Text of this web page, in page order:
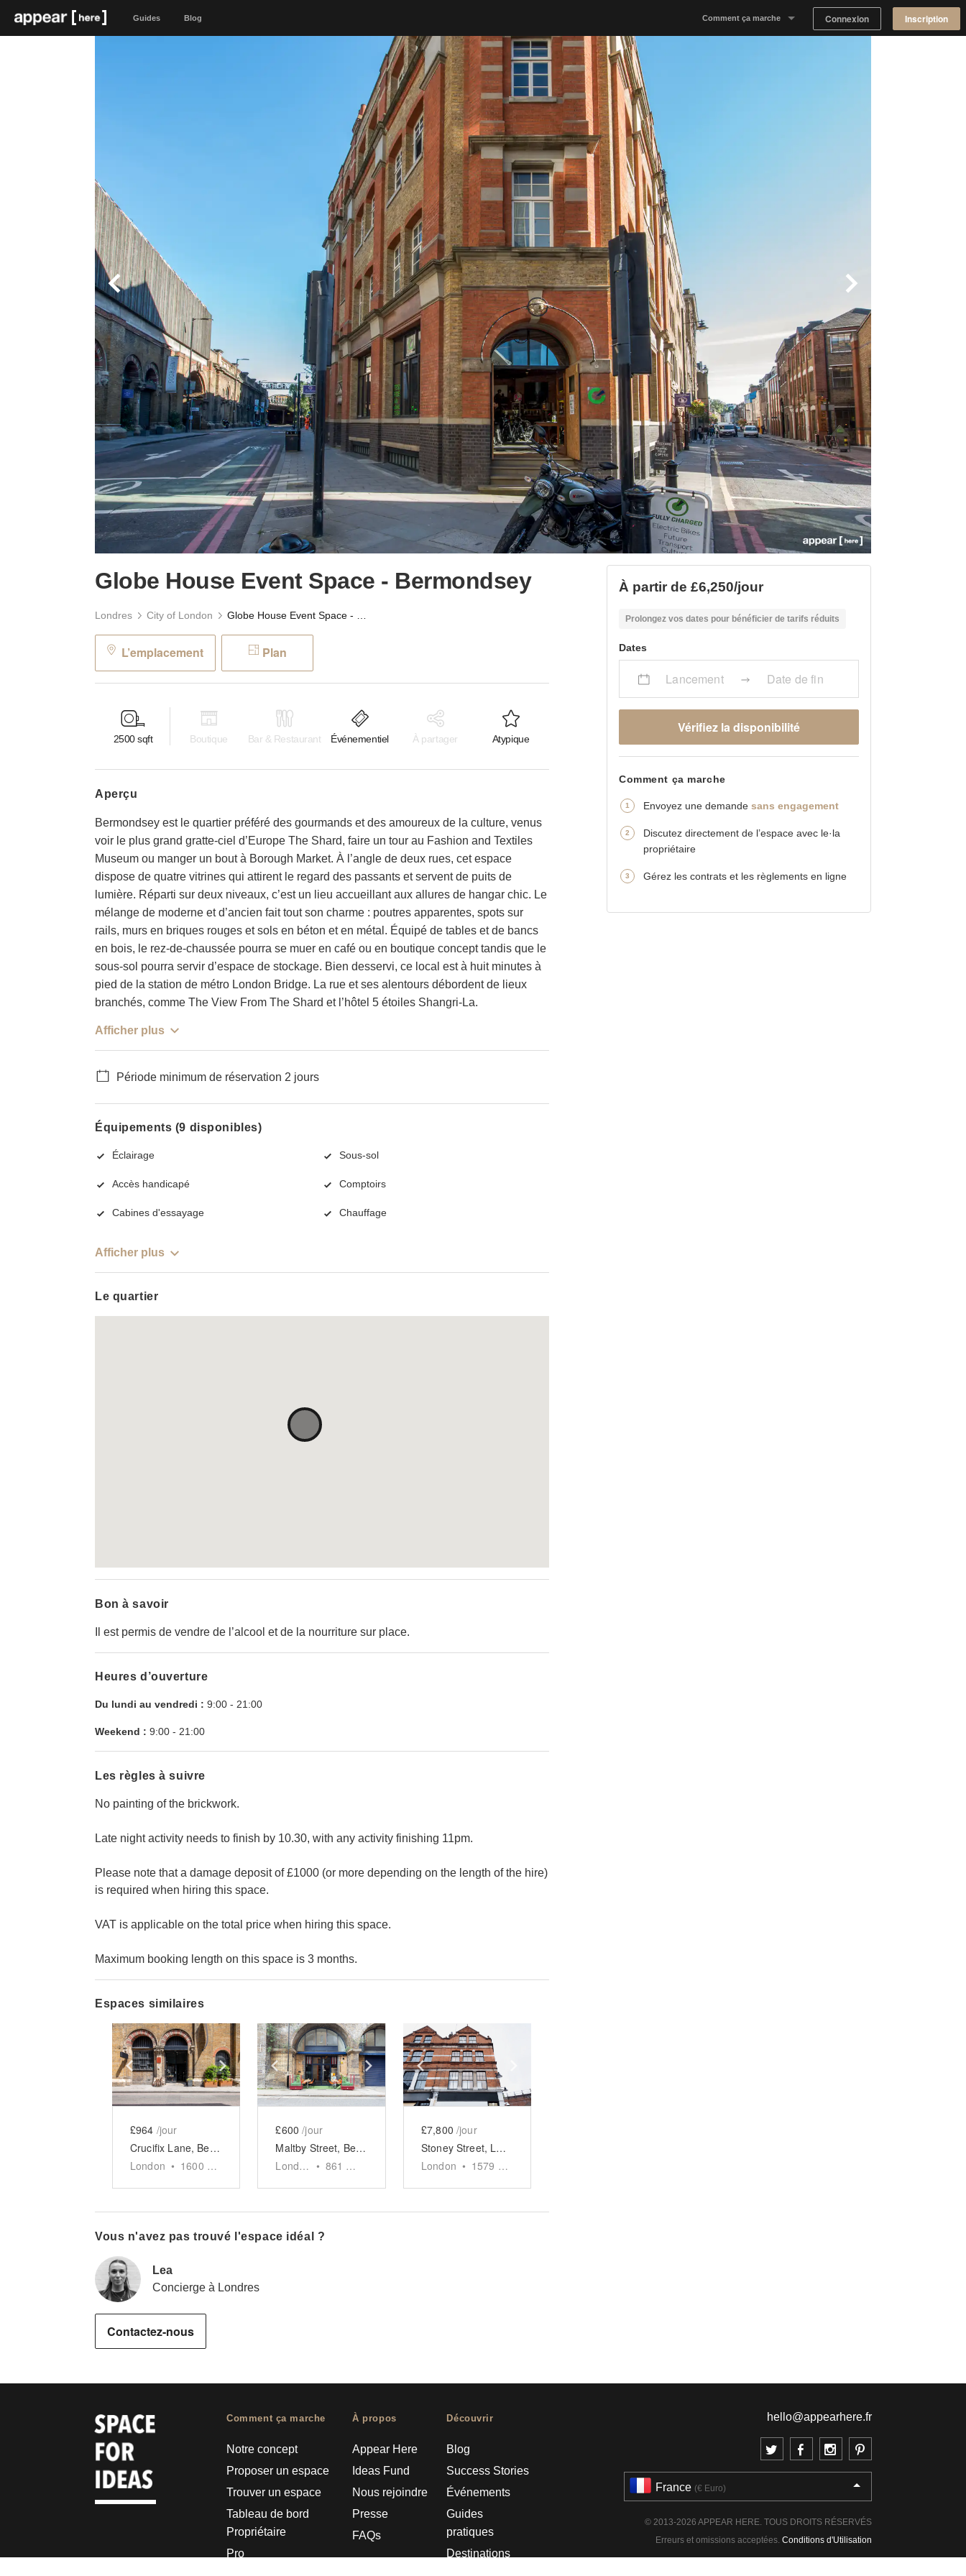
Guides Blog Comment ça marche Connexion Inscription
Globe House Event Space - Bermondsey
Londres City of London
L’emplacement Plan
2500 sqft Boutique Bar & Restaurant Événementiel À partager Atypique
aperçu
Bermondsey est le quartier préféré des gourmands et des amoureux de la culture, venus
voir le plus grand gratte-ciel d’Europe The Shard, faire un tour au Fashion and Textiles
Museum ou manger un bout à Borough Market. À l’angle de deux rues, cet espace
dispose de quatre vitrines qui attirent le regard des passants et servent de puits de
lumière. Réparti sur deux niveaux, c’est un lieu accueillant aux allures de hangar chic. Le
mélange de moderne et d’ancien fait tout son charme : poutres apparentes, spots sur
rails, murs en briques rouges et sols en béton et en métal. Équipé de tables et de bancs
en bois, le rez-de-chaussée pourra se muer en café ou en boutique concept tandis que le
sous-sol pourra servir d’espace de stockage. Bien desservi, ce local est à huit minutes à
pied de la station de métro London Bridge. La rue et ses alentours débordent de lieux
branchés, comme The View From The Shard et l’hôtel 5 étoiles Shangri-La.
Afficher plus
Période minimum de réservation 2 jours
Équipements (9 disponibles)
Éclairage Sous-sol
Accès handicapé Comptoirs
Cabines d'essayage Chauffage
Afficher plus
Le quartier
Bon à savoir
Il est permis de vendre de l’alcool et de la nourriture sur place.
Heures d’ouverture
Du lundi au vendredi : 9:00 - 21:00
Weekend : 9:00 - 21:00
Les règles à suivre
No painting of the brickwork.
Late night activity needs to finish by 10.30, with any activity finishing 11pm.
Please note that a damage deposit of £1000 (or more depending on the length of the hire)
is required when hiring this space.
VAT is applicable on the total price when hiring this space.
Maximum booking length on this space is 3 months.
Espaces similaires
Show previous slideShow next slide
£964 /jour
Crucifix Lane, Bermondsey - The Archway Events Space
London • 1600
Show previous slideShow next slide
£600 /jour
Maltby Street, Bermondsey - The Modern Arch Space
London • 861
Show previous slide
£7,800 /jour
Stoney Street, London Bridge - The Contemporary Salon
London • 1579
Vous n'avez pas trouvé l'espace idéal ?
Lea
Concierge à Londres
Contactez-nous
À partir de £6,250/jour
Prolongez vos dates pour bénéficier de tarifs réduits
Dates
Lancement Date de fin
Vérifiez la disponibilité
Comment ça marche
Envoyez une demandesans engagement
Discutez directement de l’espace avec le·la
propriétaire
Gérez les contrats et les règlements en ligne
Comment ça marche
Notre concept
Proposer un espace
Trouver un espace
Tableau de bord
Propriétaire
Pro
À propos
Appear Here
Ideas Fund
Nous rejoindre
Presse
FAQs
Découvrir
Blog
Success Stories
Événements
Guides
pratiques
Destinations
hello@appearhere.fr
France (€ Euro)
© 2013-2026 APPEAR HERE. TOUS DROITS RÉSERVÉS
Erreurs et omissions acceptées. Conditions d'Utilisation